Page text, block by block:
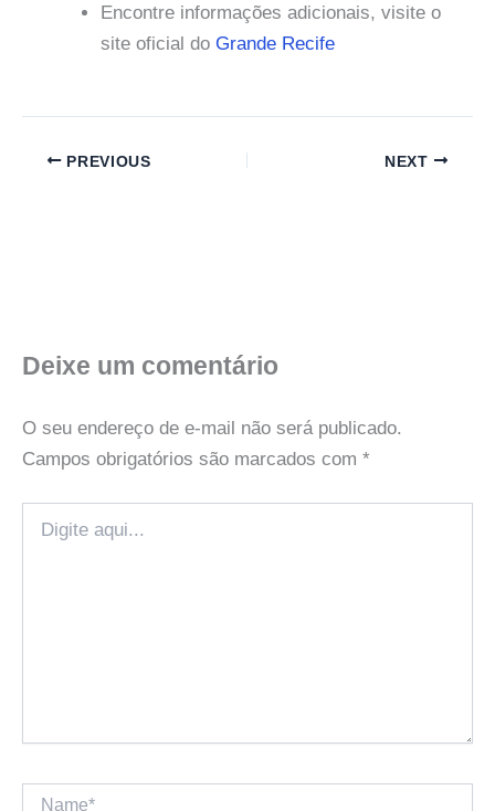
Encontre informações adicionais, visite o
site oficial do Grande Recife
PREVIOUS NEXT
Deixe um comentário
O seu endereço de e-mail não será publicado.
Campos obrigatórios são marcados com *
aqui...